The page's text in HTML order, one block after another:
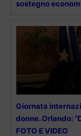
sostegno
Giornata
donne. Orlando:
FOTO E VIDEO